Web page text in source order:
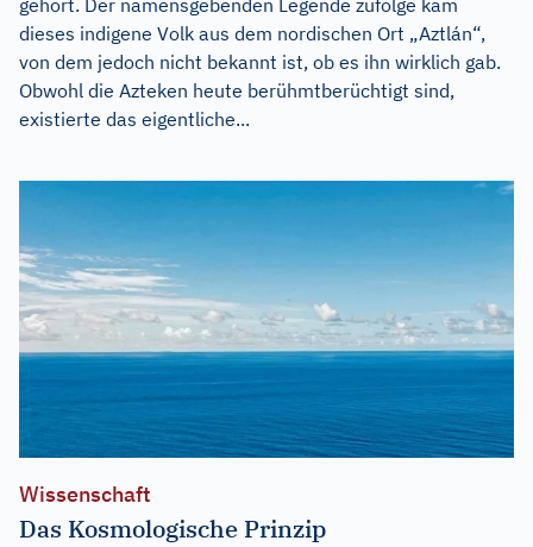
dieses indigene Volk aus dem nordischen Ort „Aztlán“,
von dem jedoch nicht bekannt ist, ob es ihn wirklich gab.
Obwohl die Azteken heute berühmtberüchtigt sind,
existierte das eigentliche...
Wissenschaft
Das Kosmologische Prinzip